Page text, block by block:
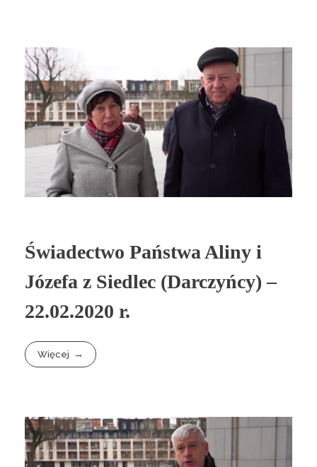
Świadectwo Państwa Aliny i
Józefa z Siedlec (Darczyńcy) –
22.02.2020 r.
Więcej